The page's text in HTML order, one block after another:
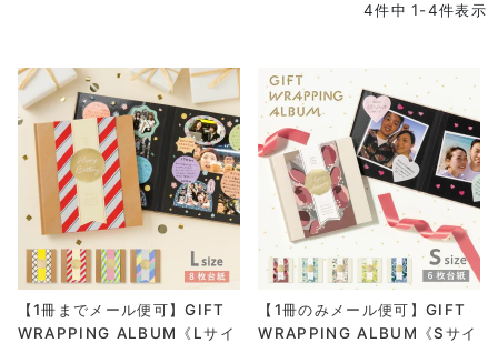
4件中 1-4件表示
【1冊までメール便可】GIFT
WRAPPING ALBUM《Lサイ
【1冊のみメール便可】GIFT
WRAPPING ALBUM《Sサイ